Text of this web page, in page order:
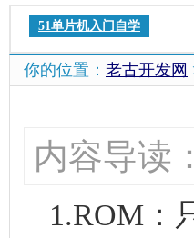
机
51单片机入门自学
你的位置： 老古开发网
内容导读：
1.ROM：